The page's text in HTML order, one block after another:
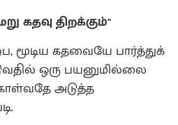
கதவு திறக்கும்"
மூடிய கதவையே பார்த்துக்
ஒரு பயனுமில்லை
அடுத்த